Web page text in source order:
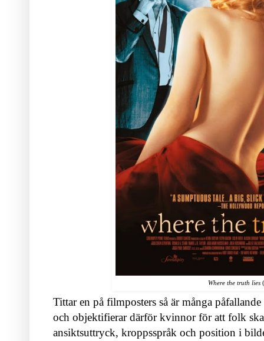
Where the truth lies
Tittar en på filmposters så är många
och objektifierar därför kvinnor för att folk
ansiktsuttryck, kroppsspråk och position i